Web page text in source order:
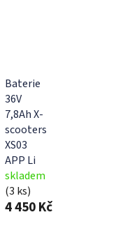
Baterie
36V
7,8Ah X-
scooters
XS03
APP Li
skladem
(3 ks)
4 450 Kč